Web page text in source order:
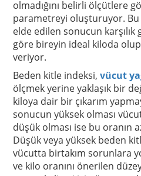
olmadığını belirli ölçütlere
parametreyi oluşturuyor.
elde edilen sonucun karşılık
göre bireyin ideal kiloda
veriyor.
Beden kitle indeksi,vücut
ölçmek yerine yaklaşık bir
kiloya dair bir çıkarım
sonucun yüksek olması
düşük olması ise bu oranın
Düşük veya yüksek beden
vücutta birtakım sorunlara
ve kilo oranını önerilen